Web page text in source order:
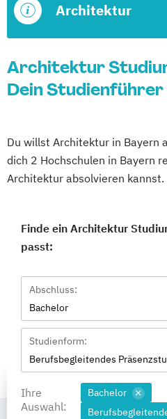
Architektur
Architektur
Dein Studienführer
Du willst Architektur in Bayern
dich 2 Hochschulen in Bayern
Architektur absolvieren kannst.
Finde ein Architektur
passt:
Abschluss:
Bachelor
Studienform:
Berufsbegleitendes
Ihre
Auswahl:
Bachelor